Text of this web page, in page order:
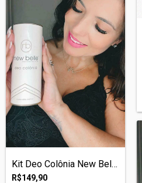
Kit Deo Colônia New Belle nº01 – Inspira...
R$149,90